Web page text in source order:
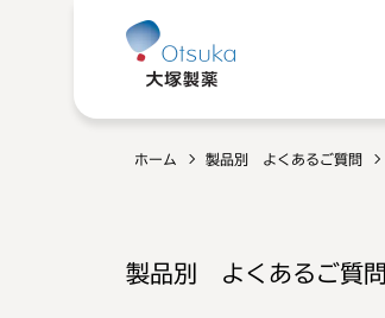
ホーム 製品別 よくあるご質問
製品別 よくあるご質問